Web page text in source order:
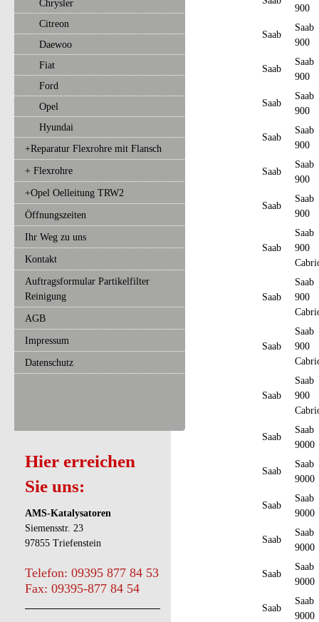
900
Saab
Saab
900
Saab
Saab
900
Saab
Saab
900
Saab
Saab
900
Saab
Saab
900
Saab
Saab
900
Saab
Saab
900
Saab
Saab
900
Saab
Saab
900
Saab
Saab
900
Saab
Saab
9000
Saab
Saab
9000
Saab
Saab
9000
Saab
Saab
9000
Saab
Saab
9000
Saab
Saab
9000
Chrysler
Citreon
Daewoo
Fiat
Ford
Opel
Hyundai
+Reparatur Flexrohre mit Flansch
+ Flexrohre
+Opel Oelleitung TRW2
Öffnungszeiten
Ihr Weg zu uns
Kontakt
Auftragsformular Partikelfilter
Reinigung
AGB
Impressum
Datenschutz
Hier erreichen
Sie uns:
AMS-Katalysatoren
Siemensstr. 23
97855 Triefenstein
Telefon: 09395 877 84 53
Fax: 09395-877 84 54